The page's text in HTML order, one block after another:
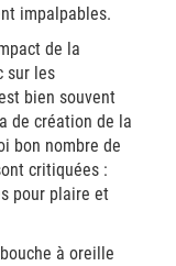
impalpables.
de la
sur les
bien souvent
de création de la
bon nombre de
critiquées :
pour plaire et
à oreille